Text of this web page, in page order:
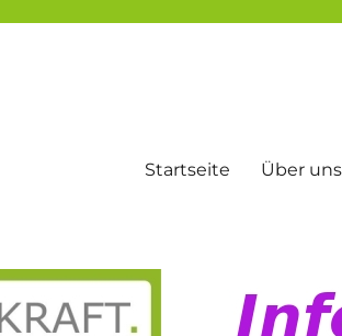
Startseite Über